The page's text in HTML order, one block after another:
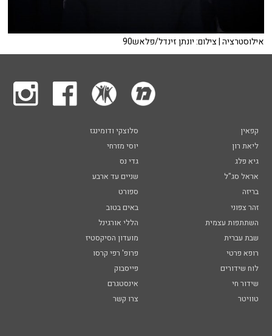
אילוסטרציה | צילום: יונתן זינדל/פלאש90
קפאין
סלוצקי ודומינגז
ליאת רון
יוסי מזרחי
גיא פלג
גדי נס
אראל סג"ל
שניים עד ארבע
בריזה
ספורט
זהר צפוני
באים בטוב
השתתפות עצמית
הללי אורגינל
שבת עברית
מועדון הסיקסטיז
רופא פרטי
פרופ' רפי קרסו
לוח שידורים
פייסבוק
שידור חי
אינסטגרם
טוויטר
צרו קשר